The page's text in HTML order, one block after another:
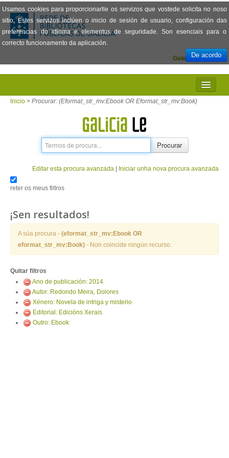
Usamos cookies para proporcionarlle os servizos que vostede solicita no noso
sitio. Estes servizos inclúen o inicio de sesión de usuario, configuración das
preferencias do idioma e elementos de seguridade. Son esenciais para o
correcto funcionamento da aplicación.
De acordo
Español
Galego
INICIO
PRÉSTAMO
ENTRAR
Inicio > Procurar: (Eformat_str_mv:Ebook OR Eformat_str_mv:Book)
Procurar
Editar esta procura avanzada Iniciar unha nova procura avanzada
reter os meus filtros
¡Sen resultados!
A súa procura - (eformat_str_mv:Ebook OR
eformat_str_mv:Book) - Non coincide ningún recurso.
Quitar filtros
Ano de publicación: 2014
Autor: Redondo Meira, Dolores
Xénero: Novela de intriga y misterio
Editorial: Edicións Xerais
Outro: Ebook